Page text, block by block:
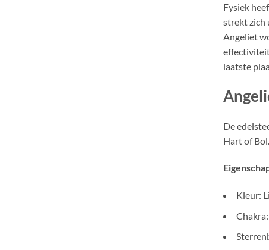
Fysiek
strekt zich
Angeliet
laatste
De
Hart of
Kleur: